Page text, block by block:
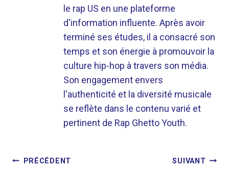
le rap US en une plateforme
d'information influente. Après avoir
terminé ses études, il a consacré son
temps et son énergie à promouvoir la
culture hip-hop à travers son média.
Son engagement envers
l'authenticité et la diversité musicale
se reflète dans le contenu varié et
pertinent de Rap Ghetto Youth.
NAVIGATION
PRÉCÉDENT SUIVANT